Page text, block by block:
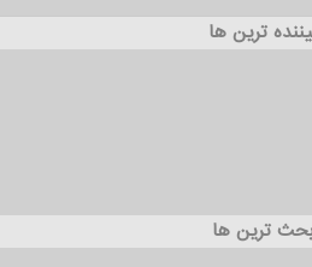
ترین ها
ترین ها